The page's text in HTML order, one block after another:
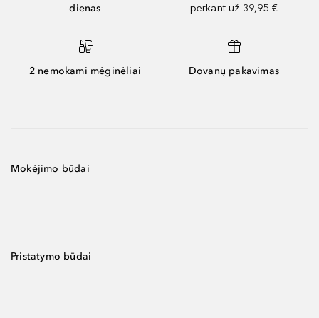
dienas
perkant už 39,95 €
2 nemokami mėginėliai Dovanų pakavimas
Mokėjimo būdai
Pristatymo būdai